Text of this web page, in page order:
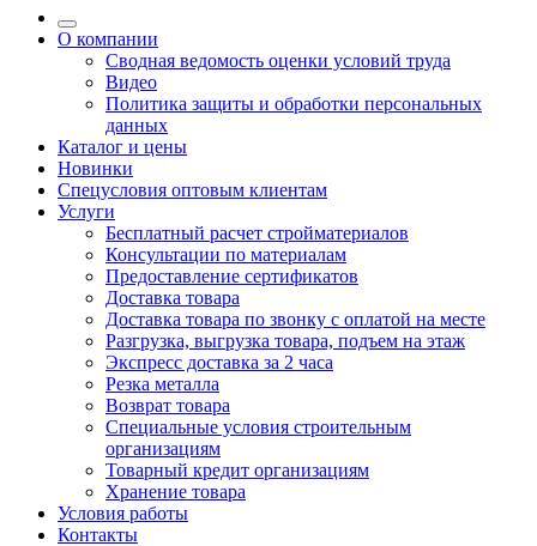
О компании
Сводная ведомость оценки условий труда
Видео
Политика защиты и обработки персональных
данных
Каталог и цены
Новинки
Спецусловия оптовым клиентам
Услуги
Бесплатный расчет стройматериалов
Консультации по материалам
Предоставление сертификатов
Доставка товара
Доставка товара по звонку с оплатой на месте
Разгрузка, выгрузка товара, подъем на этаж
Экспресс доставка за 2 часа
Резка металла
Возврат товара
Специальные условия строительным
организациям
Товарный кредит организациям
Хранение товара
Условия работы
Контакты